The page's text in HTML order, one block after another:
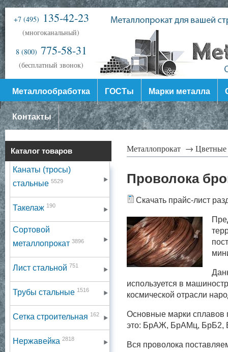
+7 (495) 135-42-23
(многоканальный)
8 (800) 775-58-31
(бесплатный звонок)
Металлообработка ГОСТы Марки металла
Контакты
Каталог товаров
Канаты (тросы)
стальные 5529
Такелаж 190
Сортовой
металлопрокат 3896
Лист стальной 751
Трубы стальные 1516
Сетка строительная 162
Нержавейка 2818
Металлопрокат →
Проволока
Скачать прайс-лист
используется в
космической отрасли
Основные марки сплавов
это: БрАЖ, БрАМц, БрБ2,
Вся проволока